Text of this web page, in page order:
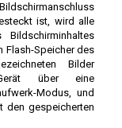
ist, wird alle
Flash-Speicher des
Bilder
über eine
Modus, und
den gespeicherten